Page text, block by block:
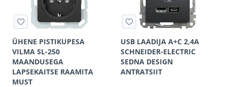
ÜHENE PISTIKUPESA
VILMA SL-250
MAANDUSEGA
LAPSEKAITSE RAAMITA
MUST
USB LAADIJA A+C 2,4A
SCHNEIDER-ELECTRIC
SEDNA DESIGN
ANTRATSIIT